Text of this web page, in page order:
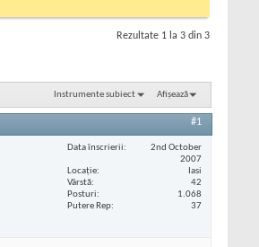
Rezultate 1 la 3 din 3
Instrumente subiect Afișează
#1
Data înscrierii
2nd October
2007
Locaţie
Iasi
Vârstă
42
Posturi
1.068
Putere Rep
37